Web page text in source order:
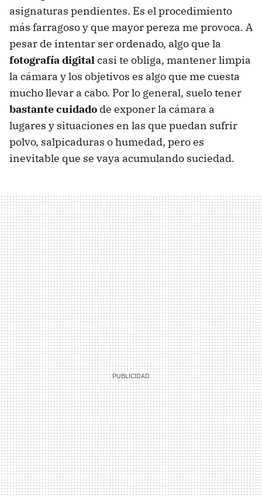
asignaturas pendientes. Es el procedimiento
más farragoso y que mayor pereza me provoca. A
pesar de intentar ser ordenado, algo que la
fotografía digital casi te obliga, mantener limpia
la cámara y los objetivos es algo que me cuesta
mucho llevar a cabo. Por lo general, suelo tener
bastante cuidado de exponer la cámara a
lugares y situaciones en las que puedan sufrir
polvo, salpicaduras o humedad, pero es
inevitable que se vaya acumulando suciedad.